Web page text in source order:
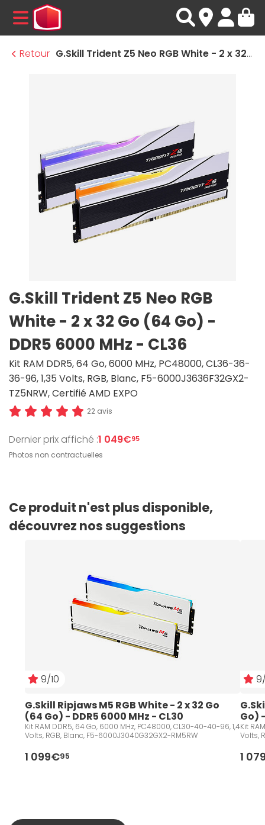
MENU
Retour
G.Skill Trident Z5 Neo RGB White - 2 x 32 Go (64 Go) - DDR5 6000 MHz - CL36
G.Skill Trident Z5 Neo RGB
White - 2 x 32 Go (64 Go) -
DDR5 6000 MHz - CL36
Kit RAM DDR5, 64 Go, 6000 MHz, PC48000, CL36-36-
36-96, 1,35 Volts, RGB, Blanc, F5-6000J3636F32GX2-
TZ5NRW, Certifié AMD EXPO
22 avis
Dernier prix affiché :1 049€95
Photos non contractuelles
Ce produit n'est plus disponible,
découvrez nos suggestions
9/10
G.Skill Ripjaws M5 RGB White - 2 x 32 Go
(64 Go) - DDR5 6000 MHz - CL30
Kit RAM DDR5, 64 Go, 6000 MHz, PC48000, CL30-40-40-96, 1,4
Volts, RGB, Blanc, F5-6000J3040G32GX2-RM5RW
1 099€95
Go)
Kit
Volts,
1